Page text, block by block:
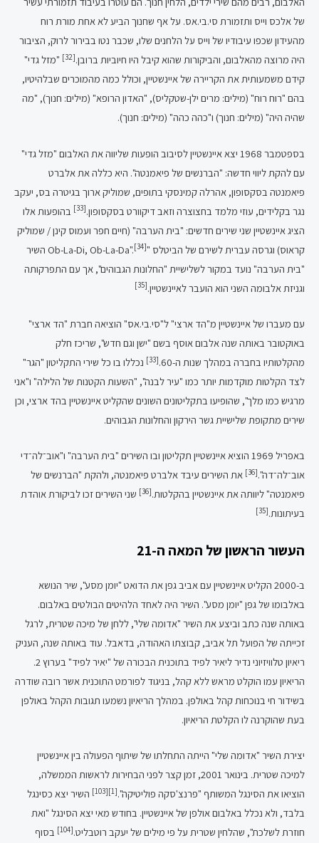
של אלכס וייס ותזמורת סי.בי.אס. על אף שחנוך הביע לא אחת מורת רוח
מהעידון שכפו עיבודיו של וייס על הלחנים שלו, שכבר נטו בבירור לרוק, הציבור
היה מרוצה מהאלבום, והביקורות שהוא קיבל היו חיוביות ברובן.[32]
"מזל גדי"
קידם משמעותית את הקריירה של איינשטיין, וכולל כמה מהמוכרים שבלהיטיו,
בהם "רוח רוח" (מילים: מרים ילן-שטקליס), "האדון הרופא" (מילים: חנוך), "מה
שהיה היה" (מילים: חנוך) ו"כהה כהה" (מילים: חנוך).
בספטמבר 1968 יצא איינשטיין לסיבוב הופעות שליווה את האלבום "מזל גדי"
עם להקת ליווי חדשה: "הברנשים של פיאמנטה". היא כללה את אלברט
פיאמנטה בסקסופון, אהרלה קמינסקי בתופים, שמוליק ארוך בגיטרה בס, יעקב
נגר בקלידים, עוזי מלמד בחצוצרה וזאב דיקוורט בסקסופון.[33]
בהופעות אלו
הציג איינשטיין שני שירים חדשים: "בית הערבה" (חיים חפר ועמוס קינן / שמוליק
קראוס) וגרסה עברית לשירם של הביטלס "Ob-La-Di, Ob-La-Da".[34]
השיר
"בית הערבה" נועד במקור לשלישיית "החלונות הגבוהים", אך עם התפרקותה
וגניזת אלבומה השני הוא הועבר לאיינשטיין.[35]
עם מעברו של איינשטיין מ"הד ארצי" ל"סי.בי.אס" הוציאה חברת "הד ארצי"
באוקטובר באותה שנה אלבום אוסף בשם "ישן וגם חדש", שריכז חלק
מהקלטותיו בחברה במהלך שנות ה-60.
[33]
נכללו בו כל שירי התקליטון "הגר"
לצד הקלטות מוקדמות יותר כמו "עיר לבנה", "השעות הקטנות של הלילה" ו"אני
מרגיש כמו מלך", שהופיעו בתקליטונים השונים שהקליט איינשטיין בהד ארצי, וכן
שירים מתקופת שלישיית גשר הירקון והחלונות הגבוהים.
באפריל 1969 הוציא איינשטיין תקליטון ובו השירים "בית הערבה" ו"אוב־לה־די
אוב־לה־דה".[36]
את השירים עיבד אלברט פיאמנטה, ולהקת "הברנשים של
פיאמנטה" ליוותה את איינשטיין בהקלטות.[36]
שני השירים זכו לביקורת אוהדת
בעיתונות.[35]
העשור הראשון של המאה ה-21
ב-2000 הקליט איינשטיין עם אביב גפן את הדואט "יומן מסע", שיר הנושא
באלבומו של גפן "יומן מסע". השיר היה לאחד הלהיטים הבולטים באלבום.
באותה שנה כתב וביצע את השיר "אדומה שלי", ללחן של מיכה שטרית, לרגל
זכייתה של הפועל תל אביב, קבוצתו האהודה, בדאבל. עוד באותה שנה, העניק
ריאיון טלוויזיוני נדיר ליאיר לפיד בתוכנית הבכורה של "יאיר לפיד" בערוץ 2.
הריאיון עמו הוקלט מראש ללא קהל, בניגוד לפורמט התוכנית אשר רובה שודרה
בשידור חי בנוכחות קהל באולפן. במהלך הריאיון נשמעו תגובות הקהל באולפן
בעת שהוקרנה לו הקלטת הריאיון.
יצירת השיר "אדומה שלי" הייתה התחלתו של שיתוף הפעולה בין איינשטיין
למיכה שטרית. בינואר 2001, זמן קצר לפני הבחירות לראשות הממשלה,
הוציאו את הסינגל המשותף "פרנצ'סקה פוליטיקה".[1]
[103]
השיר יצא כסינגל
בלבד, ולא נכלל באלבום אולפן של איינשטיין. בחודש מאי יצא הסינגל "ואת
חוזרת לשלכת", שהלחין שטרית על פי מילים של יעקב רוטבליט.[104]
בסוף